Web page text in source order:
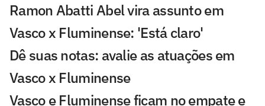
Ramon Abatti Abel vira assunto em
Vasco x Fluminense: 'Está claro'
Dê suas notas: avalie as atuações em
Vasco x Fluminense
Vasco e Fluminense ficam no empate e